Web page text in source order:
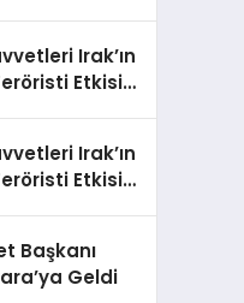
Irak’ın
Etkisiz
Irak’ın
Etkisiz
Başkanı
Geldi